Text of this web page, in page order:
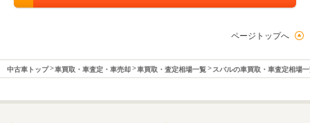
ページトップへ
中古車トップ 車買取・車査定・車売却 車買取・査定相場一覧 スバルの車買取・車査定相場